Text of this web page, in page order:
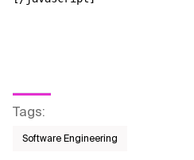
Tags:
Software Engineering